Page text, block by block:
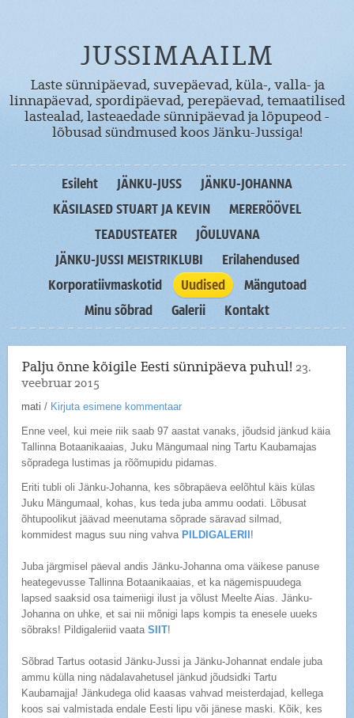
JUSSIMAAILM
Laste sünnipäevad, suvepäevad, küla-, valla- ja
linnapäevad, spordipäevad, perepäevad, temaatilised
lastealad, lasteaedade sünnipäevad ja lõpupeod -
lõbusad sündmused koos Jänku-Jussiga!
Esileht JÄNKU-JUSS
JÄNKU-JOHANNA
KÄSILASED STUART JA KEVIN
MERERÖÖVEL
TEADUSTEATER
JÕULUVANA
JÄNKU-JUSSI MEISTRIKLUBI
Erilahendused
Korporatiivmaskotid
Uudised
Mängutoad
Minu sõbrad
Galerii Kontakt
Palju õnne kõigile Eesti sünnipäeva puhul!23.
veebruar 2015
mati / Kirjuta esimene kommentaar
Enne veel, kui meie riik saab 97 aastat vanaks, jõudsid jänkud käia
Tallinna Botaanikaaias, Juku Mängumaal ning Tartu Kaubamajas
sõpradega lustimas ja rõõmupidu pidamas.
Eriti tubli oli Jänku-Johanna, kes sõbrapäeva eelõhtul käis külas
Juku Mängumaal, kohas, kus teda juba ammu oodati. Lõbusat
õhtupoolikut jäävad meenutama sõprade säravad silmad,
kommidest magus suu ning vahva PILDIGALERII !
Juba järgmisel päeval andis Jänku-Johanna oma väikese panuse
heategevusse Tallinna Botaanikaaias, et ka nägemispuudega
lapsed saaksid osa taimeriigi ilust ja võlust Meelte Aias. Jänku-
Johanna on uhke, et sai nii mõnigi laps kompis ta enesele uueks
sõbraks! Pildigaleriid vaataSIIT!
Sõbrad Tartus ootasid Jänku-Jussi ja Jänku-Johannat endale juba
ammu külla ning nädalavahetusel jänkud jõudsidki Tartu
Kaubamajja! Jänkudega olid kaasas vahvad meisterdajad, kellega
koos sai valmistada endale Eesti lipu või jänese maski. Kõik, kes